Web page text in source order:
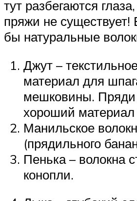
тут разбегаются
пряжи не существует!
бы натуральные
Джут –
материал для
мешковины. Пряди
хороший
Манильское
(прядильного
Пенька – волокна
конопли.